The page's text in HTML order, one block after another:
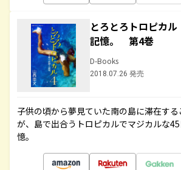
とろとろトロピカ
記憶。 第4巻
D-Books
2018.07.26 発売
子供の頃から夢見ていた南の島に滞在す
が、島で出合うトロピカルでマジカルな
憶。